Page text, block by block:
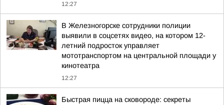
12:27
В Железногорске сотрудники полиции
выявили в соцсетях видео, на котором 12-
летний подросток управляет
мототранспортом на центральной площади у
кинотеатра
12:27
Быстрая пицца на сковороде: секреты